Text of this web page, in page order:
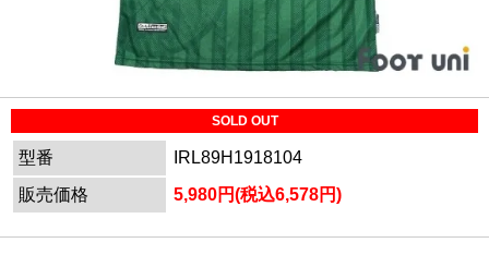
SOLD OUT
型番
IRL89H1918104
販売価格
5,980円(税込6,578円)